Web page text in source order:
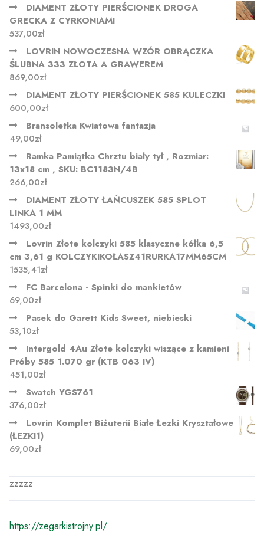
DIAMENT ZŁOTY PIERŚCIONEK DROGA
GRECKA Z CYRKONIAMI
537,00zł
LOVRIN NOWOCZESNA WZÓR OBRĄCZKA
ŚLUBNA 333 ZŁOTA A GRAWEREM
869,00zł
DIAMENT ZŁOTY PIERŚCIONEK 585 KULECZKI
600,00zł
Bransoletka Kwiatowa fantazja
49,00zł
Ramka Pamiątka Chrztu biały tył , Rozmiar:
13x18 cm , SKU: BC1183N/4B
266,00zł
DIAMENT ZŁOTY ŁAŃCUSZEK 585 SPLOT
LINKA 1 MM
1493,00zł
Lovrin Złote kolczyki 585 klasyczne kółka 6,5
cm 3,61 g KOLCZYKIKOŁASZ41RURKA17MM65CM
1535,41zł
FC Barcelona - Spinki do mankietów
69,00zł
Pasek do Garett Kids Sweet, niebieski
53,10zł
Intergold 4Au Złote kolczyki wiszące z kamieni
Próby 585 1.070 gr (KTB 063 IV)
451,00zł
Swatch YGS761
376,00zł
Lovrin Komplet Biżuterii Białe Łezki Kryształowe
(ŁEZKI1)
69,00zł
zzzzz
https://zegarkistrojny.pl/